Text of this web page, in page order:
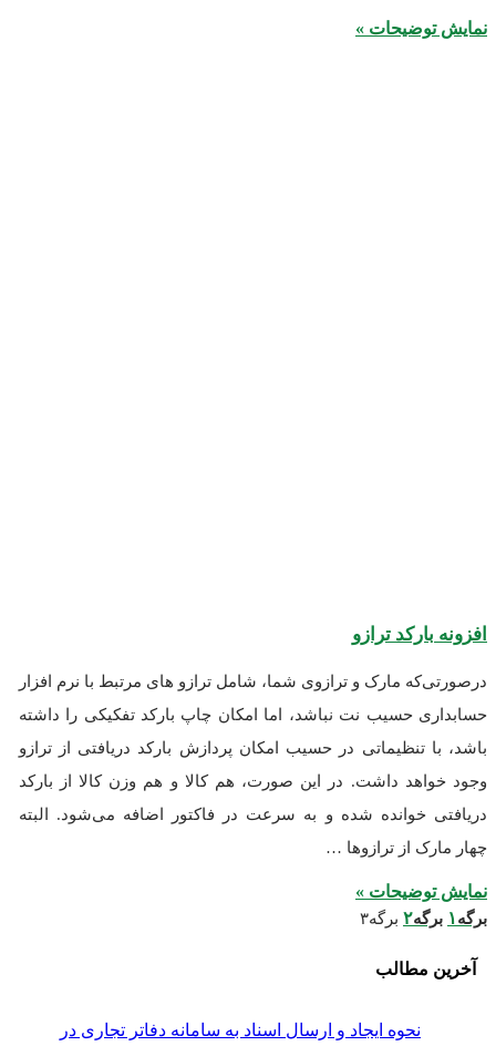
»
ترازو
مارک و ترازوی شما، شامل ترازو های مرتبط با نرم افزار
حسیب نت نباشد، اما امکان چاپ بارکد تفکیکی را داشته
تنظیماتی در حسیب امکان پردازش بارکد دریافتی از ترازو
داشت. در این صورت، هم کالا و هم وزن کالا از بارکد
خوانده شده و به سرعت در فاکتور اضافه می‌شود. البته
از ترازوها …
»
۲ برگه۳
مطالب
نحوه ایجاد و ارسال اسناد به سامانه دفاتر تجاری در